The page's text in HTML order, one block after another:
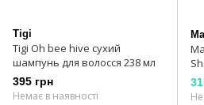
Tigi
Tigi Oh bee hive сухий
шампунь для волосся 238 мл
395 грн
Немає в наявності